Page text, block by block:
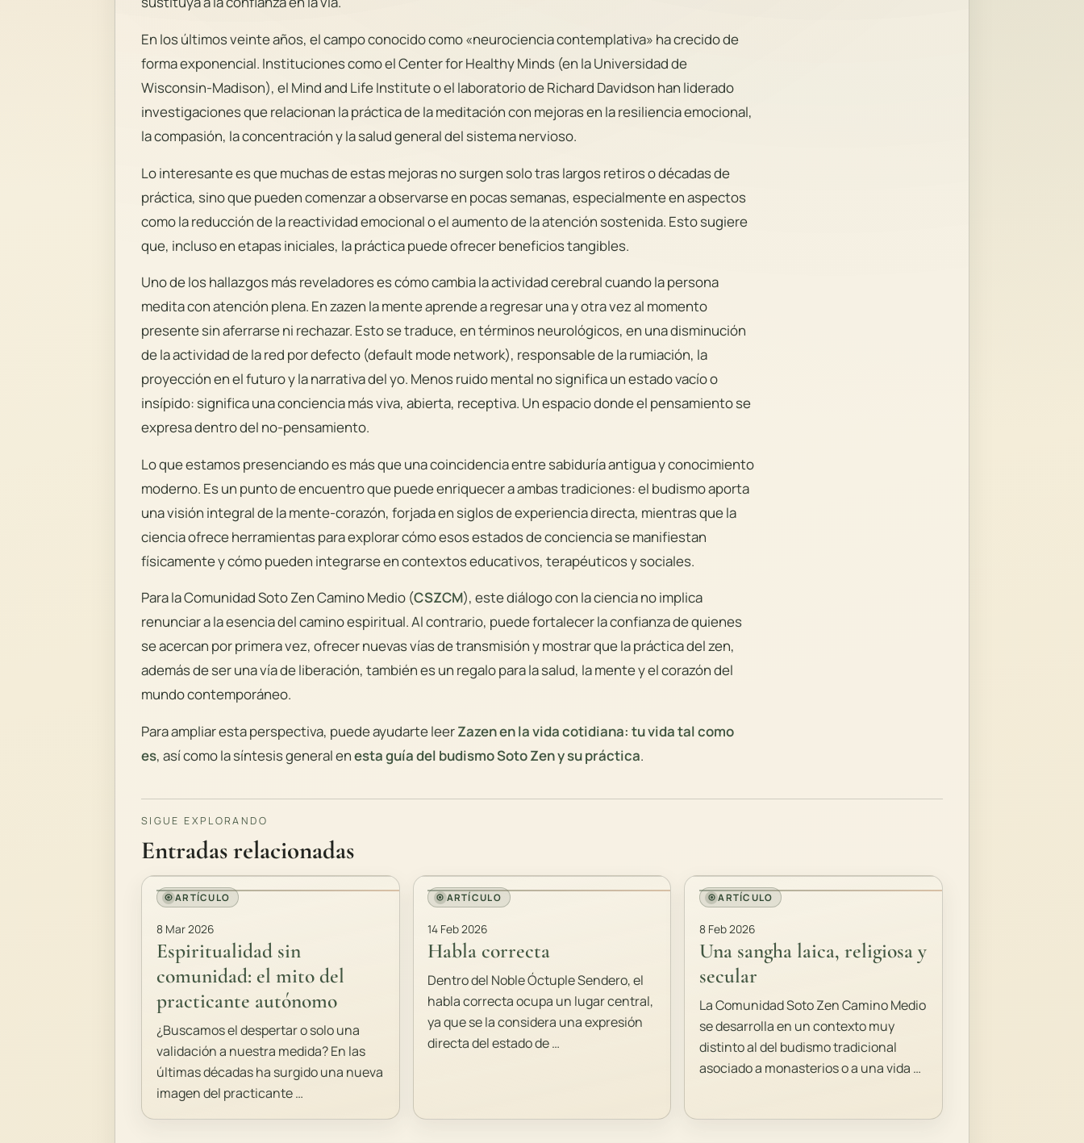
En los últimos veinte años, el campo conocido como «neurociencia contemplativa» ha crecido de
forma exponencial. Instituciones como el Center for Healthy Minds (en la Universidad de
Wisconsin-Madison), el Mind and Life Institute o el laboratorio de Richard Davidson han liderado
investigaciones que relacionan la práctica de la meditación con mejoras en la resiliencia emocional,
la compasión, la concentración y la salud general del sistema nervioso.
Lo interesante es que muchas de estas mejoras no surgen solo tras largos retiros o décadas de
práctica, sino que pueden comenzar a observarse en pocas semanas, especialmente en aspectos
como la reducción de la reactividad emocional o el aumento de la atención sostenida. Esto sugiere
que, incluso en etapas iniciales, la práctica puede ofrecer beneficios tangibles.
Uno de los hallazgos más reveladores es cómo cambia la actividad cerebral cuando la persona
medita con atención plena. En zazen la mente aprende a regresar una y otra vez al momento
presente sin aferrarse ni rechazar. Esto se traduce, en términos neurológicos, en una disminución
de la actividad de la red por defecto (default mode network), responsable de la rumiación, la
proyección en el futuro y la narrativa del yo. Menos ruido mental no significa un estado vacío o
insípido: significa una conciencia más viva, abierta, receptiva. Un espacio donde el pensamiento se
expresa dentro del no-pensamiento.
Lo que estamos presenciando es más que una coincidencia entre sabiduría antigua y conocimiento
moderno. Es un punto de encuentro que puede enriquecer a ambas tradiciones: el budismo aporta
una visión integral de la mente-corazón, forjada en siglos de experiencia directa, mientras que la
ciencia ofrece herramientas para explorar cómo esos estados de conciencia se manifiestan
físicamente y cómo pueden integrarse en contextos educativos, terapéuticos y sociales.
Para la Comunidad Soto Zen Camino Medio (CSZCM), este diálogo con la ciencia no implica
renunciar a la esencia del camino espiritual. Al contrario, puede fortalecer la confianza de quienes
se acercan por primera vez, ofrecer nuevas vías de transmisión y mostrar que la práctica del zen,
además de ser una vía de liberación, también es un regalo para la salud, la mente y el corazón del
mundo contemporáneo.
Para ampliar esta perspectiva, puede ayudarte leerZazen en la vida cotidiana: tu vida tal como
es, así como la síntesis general enesta guía del budismo Soto Zen y su práctica.
SIGUE EXPLORANDO
Entradas relacionadas
ARTÍCULO
8 Mar 2026
Espiritualidad sin
comunidad: el mito del
practicante autónomo
¿Buscamos el despertar o solo una
validación a nuestra medida? En las
últimas décadas ha surgido una nueva
imagen del practicante …
ARTÍCULO
14 Feb 2026
Habla correcta
Dentro del Noble Óctuple Sendero, el
habla correcta ocupa un lugar central,
ya que se la considera una expresión
directa del estado de …
ARTÍCULO
8 Feb 2026
Una sangha laica, religiosa y
secular
La Comunidad Soto Zen Camino Medio
se desarrolla en un contexto muy
distinto al del budismo tradicional
asociado a monasterios o a una vida …